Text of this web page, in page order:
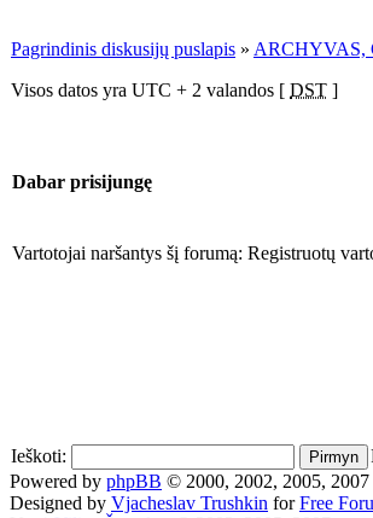
Pagrindinis diskusijų puslapis » ARCHYVAS,
Visos datos yra UTC + 2 valandos [ DST ]
Dabar prisijungę
Vartotojai naršantys šį forumą: Registruotų
Ieškoti:
Powered by phpBB © 2000, 2002, 2005,
Designed by Vjacheslav Trushkin forFree